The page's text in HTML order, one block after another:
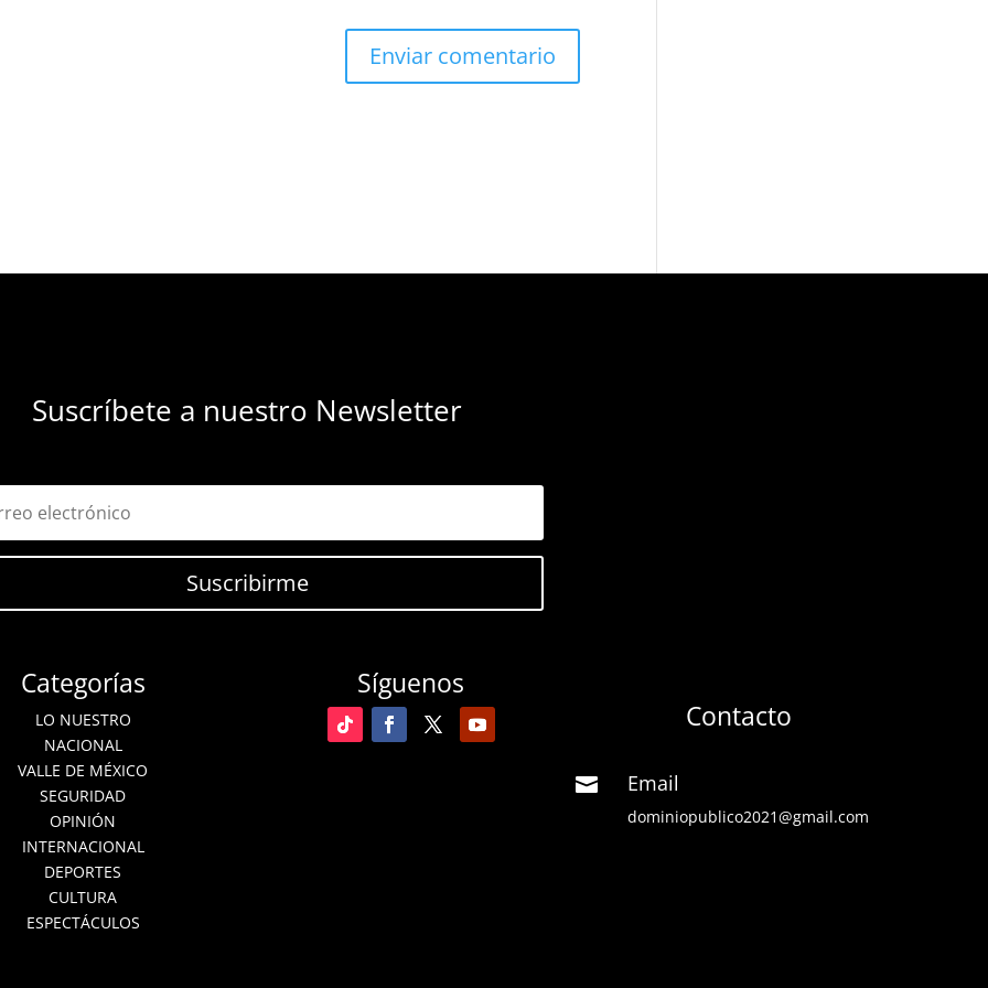
Suscríbete a nuestro Newsletter
Suscribirme
Categorías
LO NUESTRO
NACIONAL
VALLE DE MÉXICO
SEGURIDAD
OPINIÓN
INTERNACIONAL
DEPORTES
CULTURA
ESPECTÁCULOS
Síguenos
Contacto
 Email
dominiopublico2021@gmail.com